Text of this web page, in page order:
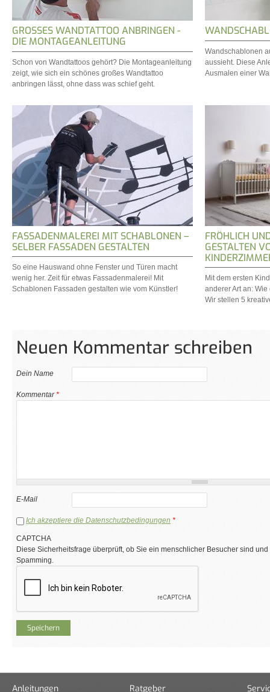
GROSSES WANDTATTOO ANBRINGEN - D
IE MONTAGEANLEITUNG
Schon von Wandtattoos gehört? Die Montageanleitung
zeigt, wie sich ein schönes großes Wandtattoo
anbringen lässt, ohne dass was schief geht.
Wandschablonen
aussieht. Diese
Ausmalen einer
FASSADENMALEREI MIT SCHABLONEN –
SELBER FASSADEN GESTALTEN
So eine Hauswand ohne Fenster und Türen macht
wenig her. Zeit für etwas Fassadenmalerei! Mit
Schablonen Fassaden gestalten wie vom Künstler!
FRÖHLICH
GESTALTEN
Mit dem ersten
anderer Art an:
Wir stellen 5
Neuen Kommentar schreiben
Dein Name
Kommentar*
E-Mail
Ich akzeptiere die Datenschutzbedingungen *
CAPTCHA
Diese Sicherheitsfrage überprüft, ob Sie ein menschlicher Besucher sind
Spamming.
Anleitungen Ratgeber